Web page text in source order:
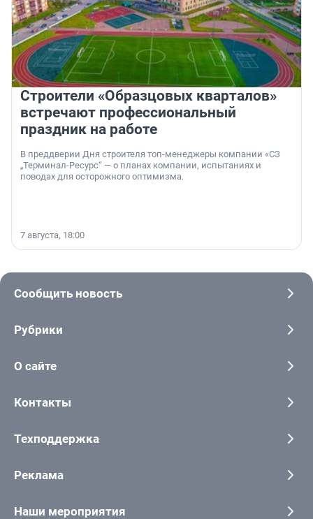
Строители «Образцовых кварталов»
встречают профессиональный
праздник на работе
В преддверии Дня строителя топ-менеджеры компании «СЗ
„Терминал-Ресурс“ — о планах компании, испытаниях и
поводах для осторожного оптимизма.
7 августа, 18:00
Сообщить новость
Рубрики
О сайте
Контакты
Техподдержка
Реклама
Наши мероприятия